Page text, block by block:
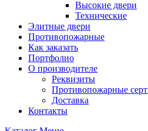
Высокие двери
Технические
Элитные двери
Противопожарные
Как заказать
Портфолио
О производителе
Реквизиты
Противопожарные
Доставка
Контакты